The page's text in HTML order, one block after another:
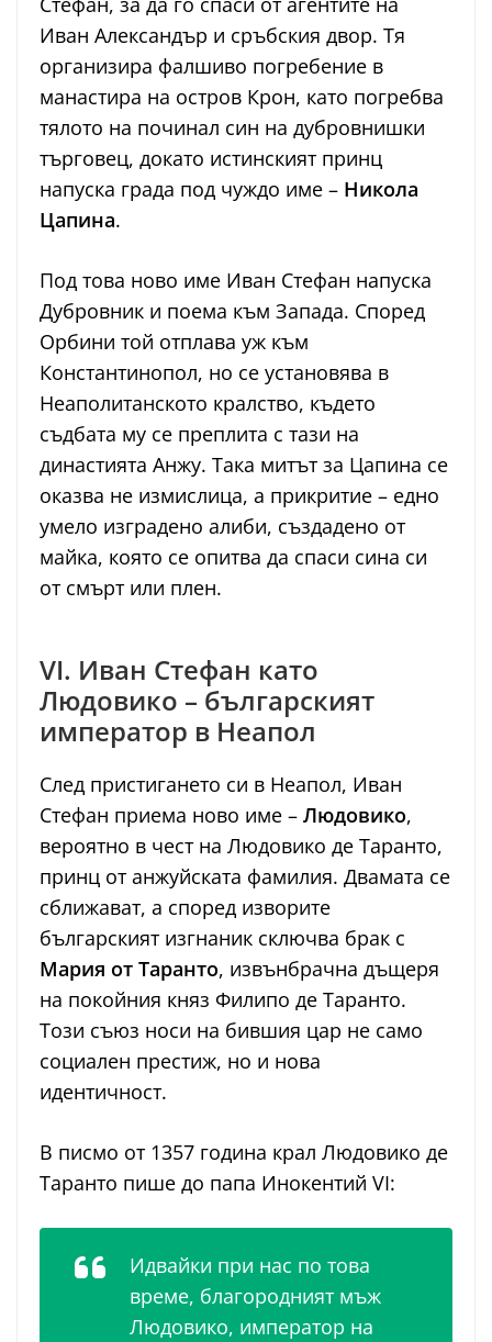
Иван Александър и сръбския двор. Тя
организира фалшиво погребение в
манастира на остров Крон, като погребва
тялото на починал син на дубровнишки
търговец, докато истинският принц
напуска града под чуждо име – Никола
Цапина.
Под това ново име Иван Стефан напуска
Дубровник и поема към Запада. Според
Орбини той отплава уж към
Константинопол, но се установява в
Неаполитанското кралство, където
съдбата му се преплита с тази на
династията Анжу. Така митът за Цапина се
оказва не измислица, а прикритие – едно
умело изградено алиби, създадено от
майка, която се опитва да спаси сина си
от смърт или плен.
VI. Иван Стефан като
Людовико – българският
император в Неапол
След пристигането си в Неапол, Иван
Стефан приема ново име – Людовико,
вероятно в чест на Людовико де Таранто,
принц от анжуйската фамилия. Двамата се
сближават, а според изворите
българският изгнаник сключва брак с
Мария от Таранто, извънбрачна дъщеря
на покойния княз Филипо де Таранто.
Този съюз носи на бившия цар не само
социален престиж, но и нова
идентичност.
В писмо от 1357 година крал Людовико де
Таранто пише до папа Инокентий VI:
Идвайки при нас по това
време, благородният мъж
Людовико, император на